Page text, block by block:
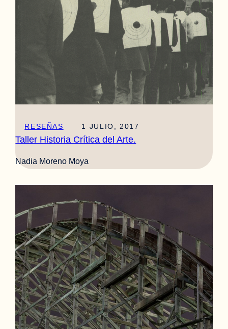
RESEÑAS 1 JULIO, 2017
Taller Historia Crítica del Arte.
Nadia Moreno Moya